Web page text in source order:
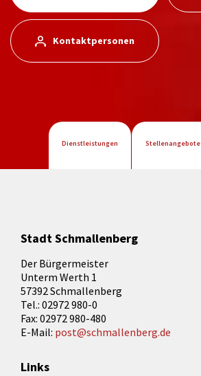
Kontaktpersonen
Dienstleistungen Stellenangebote
Stadt Schmallenberg
Der Bürgermeister
Unterm Werth 1
57392 Schmallenberg
Tel.: 02972 980-0
Fax: 02972 980-480
E-Mail: post@schmallenberg.de
Links